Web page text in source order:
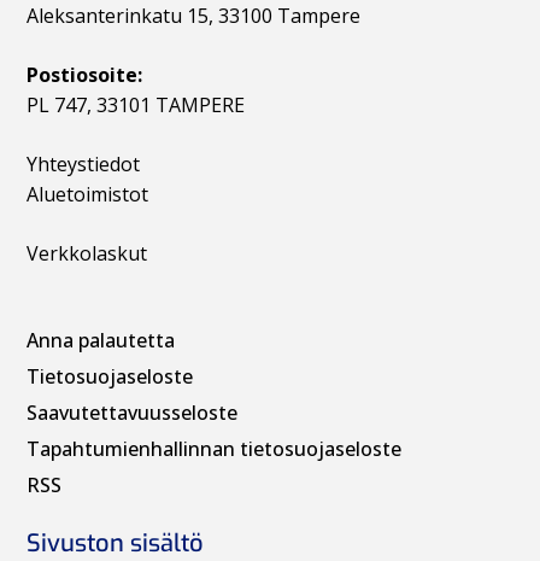
Aleksanterinkatu 15, 33100 Tampere
Postiosoite:
PL 747, 33101 TAMPERE
Yhteystiedot
Aluetoimistot
Verkkolaskut
Anna palautetta
Tietosuojaseloste
Saavutettavuusseloste
Tapahtumienhallinnan tietosuojaseloste
RSS
Sivuston sisältö